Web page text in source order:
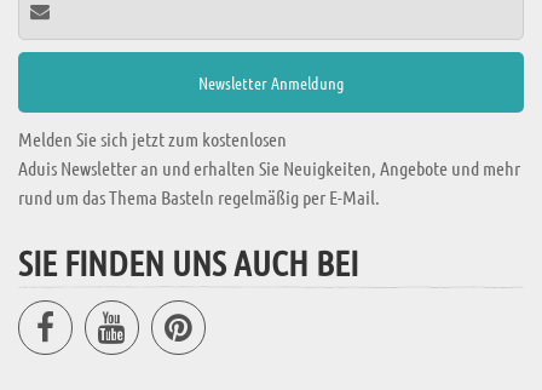
Melden Sie sich jetzt zum kostenlosen
Aduis Newsletter an und erhalten Sie Neuigkeiten, Angebote und mehr
rund um das Thema Basteln regelmäßig per E-Mail.
SIE FINDEN UNS AUCH BEI